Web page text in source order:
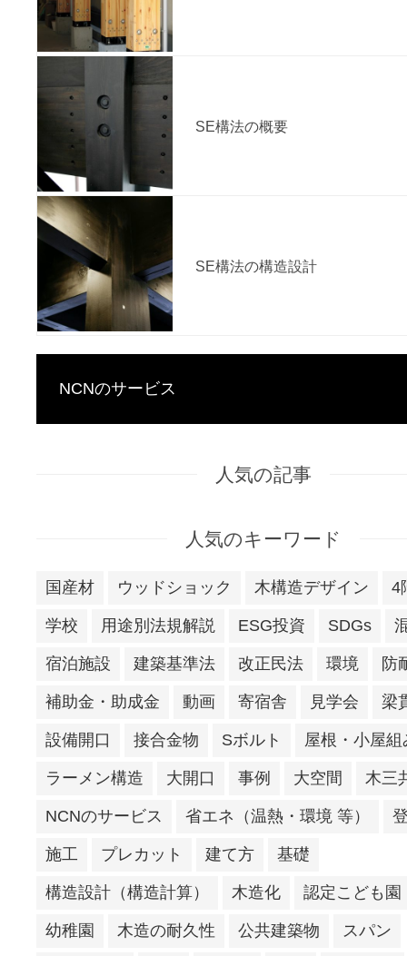
SE構法の概要
SE構法の構造設計
NCNのサービス
人気の記事
人気のキーワード
国産材 ウッドショック 木構造デザイン 4
学校 用途別法規解説 ESG投資 SDGs
宿泊施設 建築基準法 改正民法 環境 防
補助金・助成金 動画 寄宿舎 見学会 梁
設備開口 接合金物 Sボルト 屋根・小屋組
ラーメン構造 大開口 事例 大空間 木三
NCNのサービス 省エネ（温熱・環境 等）
施工 プレカット 建て方 基礎
構造設計（構造計算） 木造化 認定こども園
幼稚園 木造の耐久性 公共建築物 スパン